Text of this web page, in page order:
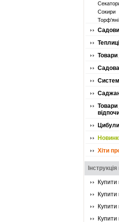
Сокири
Садова
Хіти
Купити
Купити
Купити
Купити